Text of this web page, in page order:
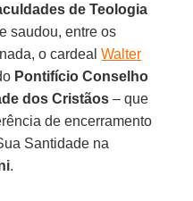
de Teologia
saudou, entre os
o cardealWalter
Pontifício Conselho
dos Cristãos– que
de encerramento
Santidade na
.